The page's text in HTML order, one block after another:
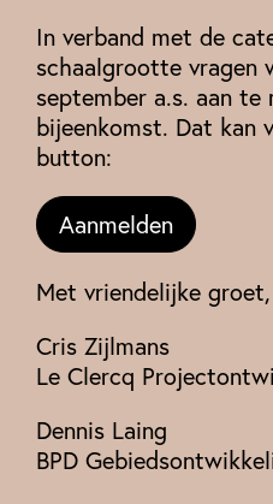
In verband met de
schaalgrootte vragen
september a.s. aan te
bijeenkomst. Dat kan
button:
Aanmelden
Met vriendelijke groet,
Cris Zijlmans
Le Clercq
Dennis Laing
BPD